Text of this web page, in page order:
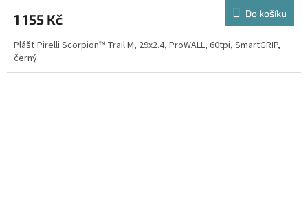
1 155 Kč Do košíku
Plášť Pirelli Scorpion™ Trail M, 29x2.4, ProWALL, 60tpi, SmartGRIP,
černý